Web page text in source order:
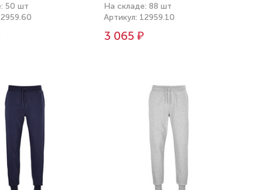
50 шт
На складе: 88 шт
Артикул: 12959.10
3 065 ₽